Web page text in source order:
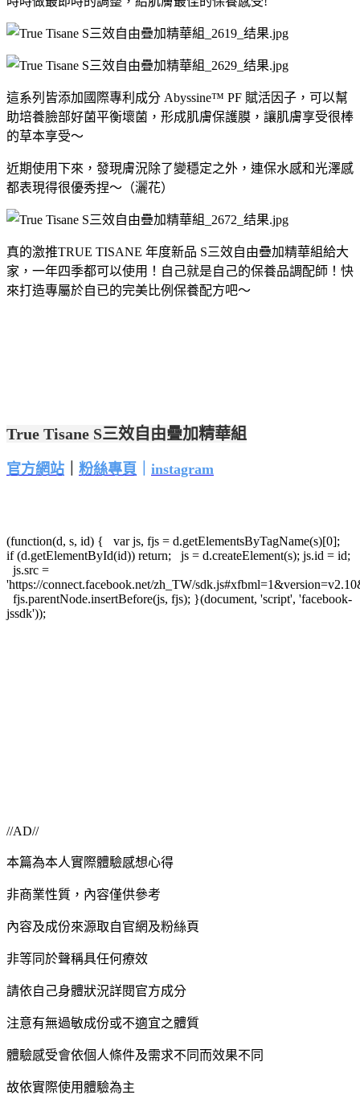
這系列皆添加國際專利成分 Abyssine™ PF 賦活因子，可以幫
助培養臉部好菌平衡壞菌，形成肌膚保護膜，讓肌膚享受很棒
的草本享受～
近期使用下來，發現膚況除了變穩定之外，連保水感和光澤感
都表現得很優秀捏～（灑花）
真的激推TRUE TISANE 年度新品 S三效自由疊加精華組給大
家，一年四季都可以使用！自己就是自己的保養品調配師！快
來打造專屬於自已的完美比例保養配方吧～
True Tisane S三效自由疊加精華組
官方網站 粉絲專頁 instagram
(function(d, s, id) { var js, fjs = d.getElementsByTagName(s)[0];
if (d.getElementById(id)) return; js = d.createElement(s); js.id = id;
js.src =
'https://connect.facebook.net/zh_TW/
fjs.parentNode.insertBefore(js, fjs); }(document, 'script', 'facebook-
jssdk'));
//AD//
本篇為本人實際體驗感想心得
非商業性質，內容僅供參考
內容及成份來源取自官網及粉絲頁
非等同於聲稱具任何療效
請依自己身體狀況詳閱官方成分
注意有無過敏成份或不適宜之體質
體驗感受會依個人條件及需求不同而效果不同
故依實際使用體驗為主